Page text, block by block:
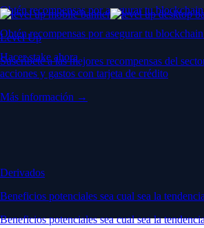
Obtén recompensas por asegurar tu
Obtén recompensas por asegurar tu
Hacer stake ahora
Derivados
Beneficios potenciales sea cual sea la
Beneficios potenciales sea cual sea la
Level Up
Suscríbete a las mejores recompensas del
acciones y gastos con tarjeta de crédito
Más información →